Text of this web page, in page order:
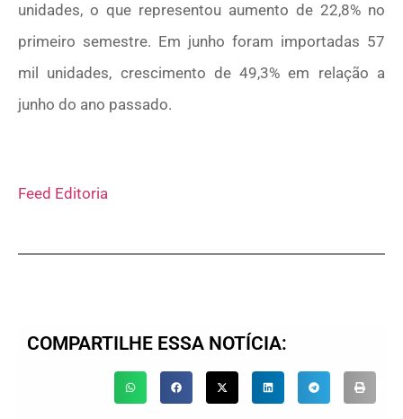
unidades, o que representou aumento de 22,8% no
primeiro semestre. Em junho foram importadas 57
mil unidades, crescimento de 49,3% em relação a
junho do ano passado.
Feed Editoria
COMPARTILHE ESSA NOTÍCIA: